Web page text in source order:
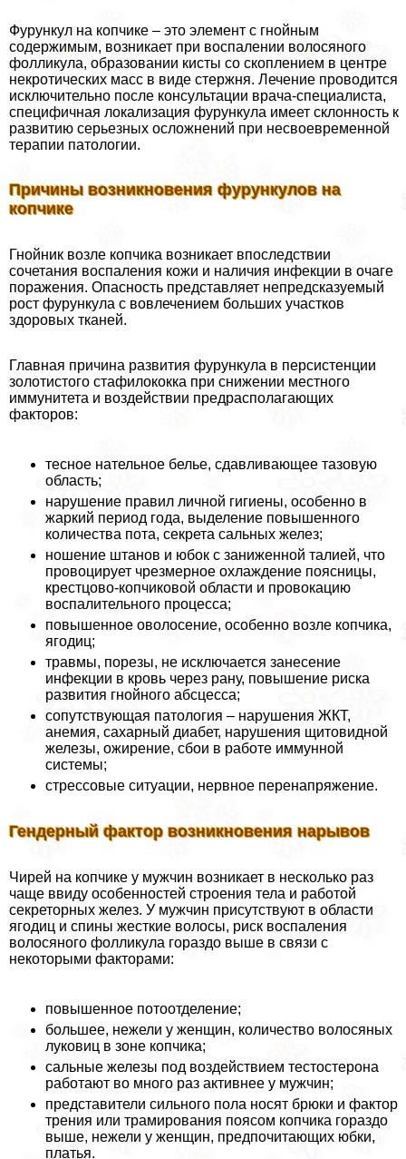
Фурункул на копчике – это элемент с гнойным
содержимым, возникает при воспалении волосяного
фолликула, образовании кисты со скоплением в центре
некротических масс в виде стержня. Лечение проводится
исключительно после консультации врача-специалиста,
специфичная локализация фурункула имеет склонность к
развитию серьезных осложнений при несвоевременной
терапии патологии.
Причины возникновения фурункулов на
копчике
Гнойник возле копчика возникает впоследствии
сочетания воспаления кожи и наличия инфекции в очаге
поражения. Опасность представляет непредсказуемый
рост фурункула с вовлечением больших участков
здоровых тканей.
Главная причина развития фурункула в персистенции
золотистого стафилококка при снижении местного
иммунитета и воздействии предрасполагающих
факторов:
тесное нательное белье, сдавливающее тазовую
область;
нарушение правил личной гигиены, особенно в
жаркий период года, выделение повышенного
количества пота, секрета сальных желез;
ношение штанов и юбок с заниженной талией, что
провоцирует чрезмерное охлаждение поясницы,
крестцово-копчиковой области и провокацию
воспалительного процесса;
повышенное оволосение, особенно возле копчика,
ягoдиц;
травмы, порезы, не исключается занесение
инфекции в кровь через рану, повышение риска
развития гнойного абсцесса;
сопутствующая патология – нарушения ЖКТ,
анемия, сахарный диабет, нарушения щитовидной
железы, ожирение, сбои в работе иммунной
системы;
стрессовые ситуации, нервное перенапряжение.
Гендерный фактор возникновения нарывов
Чирей на копчике у мужчин возникает в несколько раз
чаще ввиду особенностей строения тела и работой
секреторных желез. У мужчин присутствуют в области
ягoдиц и спины жесткие волосы, риск воспаления
волосяного фолликула гораздо выше в связи с
некоторыми факторами:
повышенное потоотделение;
большее, нежели у женщин, количество волосяных
луковиц в зоне копчика;
сальные железы под воздействием тестостерона
работают во много раз активнее у мужчин;
представители сильного пола носят брюки и фактор
трения или трамирования поясом копчика гораздо
выше, нежели у женщин, предпочитающих юбки,
платья.